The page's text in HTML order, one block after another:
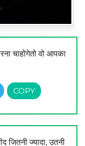
चाहोगेतो वो आपका
जितनी ज्यादा, उतनी